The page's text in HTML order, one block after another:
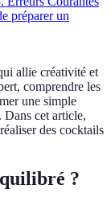
préparer un
allie créativité et
comprendre les
une simple
Dans cet article,
des cocktails
?